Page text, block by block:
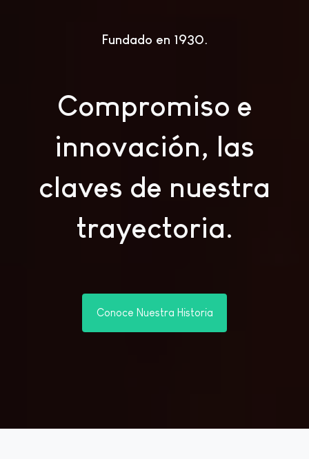
Fundado en 1930
Compromiso e
innovación, las
claves de nuestra
trayectoria.
Conoce Nuestra Historia